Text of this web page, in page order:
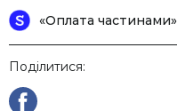
«Оплата
Поділитися: